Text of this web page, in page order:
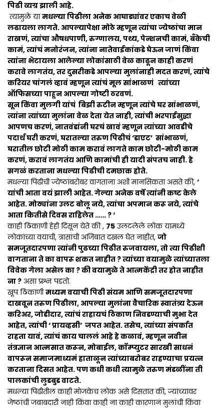
पिढी व्यग्र झाली आहे.
त्यामुळे यामधल्या पिढीला अनेक आघाड्यांवर एकाच वेळी
लढायला लागते. आपल्यापेक्षा मोठे म्हणून त्यांचा ज्येष्ठांचा मान
राखणं, त्यांचा औषधपाणी, रुग्णालय, पथ्य, पेन्शनची कामं, बँकेची
कामं, त्यांचं मनोरंजन, त्यांना नातेवाईकांकडे घेऊन जाणं किंवा
त्यांना भेटायला आलेल्या लोकांसाठी वेळ काढून काही करणं
करावे लागतंय, तर दुसरीकडे आपल्या मुलांनाही मदत करणं, त्यांचे
करियर चांगलं व्हावं म्हणून त्यांचं मूल सांभाळणं त्यांच्या
ऑफिसच्या पाहून आपल्या गोष्टी ठरवणं.
सून किंवा मुलगी यांचं बिझी रुटीन म्हणून त्यांचे घर सांभाळणं,
त्यांना त्यांच्या मुलांना वेळ देता येत नाही, त्यांची भरपाईसुद्धा
आपणच करणं, नातवंडांनी घरचं खावं म्हणून त्यांच्या आवडीचे
पदार्थ घरी करणं, घरातल्या तरुण पिढीचं ‘डाएट’ सांभाळणं,
घरातील छोटी मोठी काम करावं लागते काम छोटी-मोठी काम
करणं, करावं लागतंय आणि कामांची ही यादी संपतच नाही. हे
सगळं करताना मधल्या पिढीची दमछाक होते.
मधल्या पिढीची ज्येष्ठांबरोबर वागताना अशी मानसिकता असते की, ‘
यांची आता वयं झाली आहेत. गेल्या अनेक वर्षे त्यांनी कष्ट केले
आहेत. मोठ्यांना उलट बोलू नये, त्यांचा अपमान करू नये, त्यांचे
आता कितीसे दिवस राहिलेत …… ? ‘
काही ठिकाणी हेही दिसून येते की , 75उलटलेले लोक यामध्ये
लोकांच्या वयाची, त्रासांची अजिबात दखल घेत नाहीत, जो
समजूतदारपणा त्यांनी पुढच्या पिढीत रुजवायला, तो त्या पिढीशी
वागताना ते का वापरू शकत नाहीत ? त्यांच्या वयामुळे त्यांच्यातला
विवेक गेला असेल का ? की वयामुळे ते आत्मकेंद्री तर होत नाहीत
ना ? असा प्रश्न पडतो.
खूप ठिकाणीमध्यम वयाची पिढी संयम आणि समजूतदारपणा
दाखवून तरुण पिढीला, आपल्या मुलांना वैचारिक स्वातंत्र्य देऊन
करिअर, जोडीदार, त्यांचं राहायचं ठिकाण निवडण्याची मुभा देत
आहेत, त्यांची ‘ प्रायव्हसी’ जपत आहेत. तसेच, त्यांच्या संपर्कात
राहता यावं, त्यांचं काय चाललं आहे हे कळावं, म्हणून नवीन
तंत्रज्ञान आत्मसात करून, मोबाईल, कॉम्प्युटर सारखी साधनं
वापरून समाजमाध्यमं हाताळून त्यांच्याबरोबर राहण्याचा प्रयत्न
करताना दिसत आहेत. पण कधी कधी त्यामुळे तरुण मंडळींना ती
पालकांची लुडबुड वाटते.
मधल्या पिढीतील काही मोजकेच लोक असे दिसतात की, ज्यांच्यावर
जेष्ठांची जबाबदारी नाही किंवा काही ना काही कारणानं मुलांची किंवा